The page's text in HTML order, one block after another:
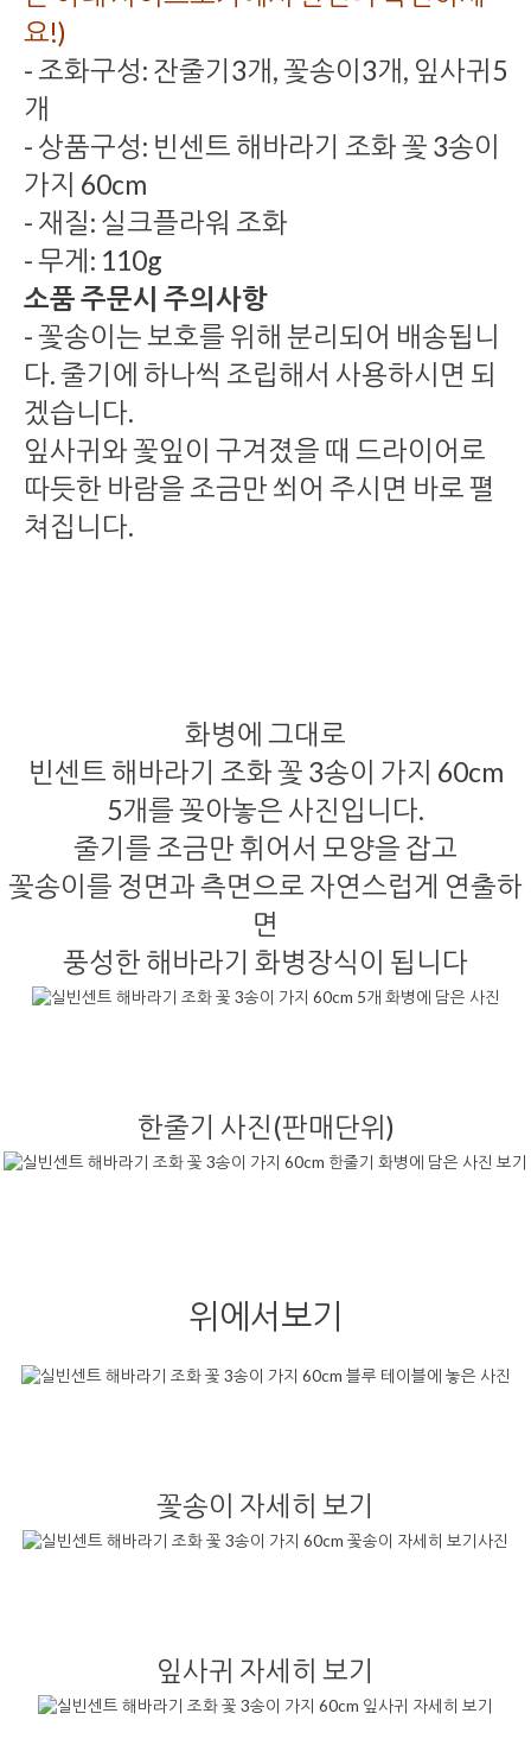
요!)
- 조화구성: 잔줄기3개, 꽃송이3개, 잎사귀5
개
- 상품구성: 빈센트 해바라기 조화 꽃 3송이
가지 60cm
- 재질: 실크플라워 조화
- 무게: 110g
소품 주문시 주의사항
- 꽃송이는 보호를 위해 분리되어 배송됩니
다. 줄기에 하나씩 조립해서 사용하시면 되
겠습니다.
잎사귀와 꽃잎이 구겨졌을 때 드라이어로
따듯한 바람을 조금만 쐬어 주시면 바로 펼
쳐집니다.
화병에 그대로
빈센트 해바라기 조화 꽃 3송이 가지 60cm
5개를 꽂아놓은 사진입니다.
줄기를 조금만 휘어서 모양을 잡고
꽃송이를 정면과 측면으로 자연스럽게 연출하
면
풍성한 해바라기 화병장식이 됩니다
한줄기 사진(판매단위)
위에서보기
꽃송이 자세히 보기
잎사귀 자세히 보기